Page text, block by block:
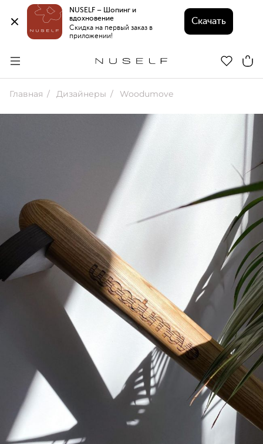
NUSELF – Шопинг и
вдохновение
Скидка на первый заказ в
приложении!
Скачать
Главная Дизайнеры Woodumove